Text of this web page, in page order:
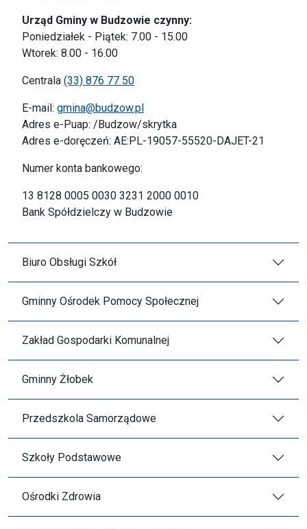
Urząd Gminy w Budzowie czynny:
Poniedziałek - Piątek: 7.00 - 15.00
Wtorek: 8.00 - 16.00
Centrala (33) 876 77 50
E-mail: gmina@budzow.pl
Adres e-Puap: /Budzow/skrytka
Adres e-doręczeń: AE:PL-19057-55520-DAJET-21
Numer konta bankowego:
13 8128 0005 0030 3231 2000 0010
Bank Spółdzielczy w Budzowie
Biuro Obsługi Szkół
Gminny Ośrodek Pomocy Społecznej
Zakład Gospodarki Komunalnej
Gminny Żłobek
Przedszkola Samorządowe
Szkoły Podstawowe
Ośrodki Zdrowia